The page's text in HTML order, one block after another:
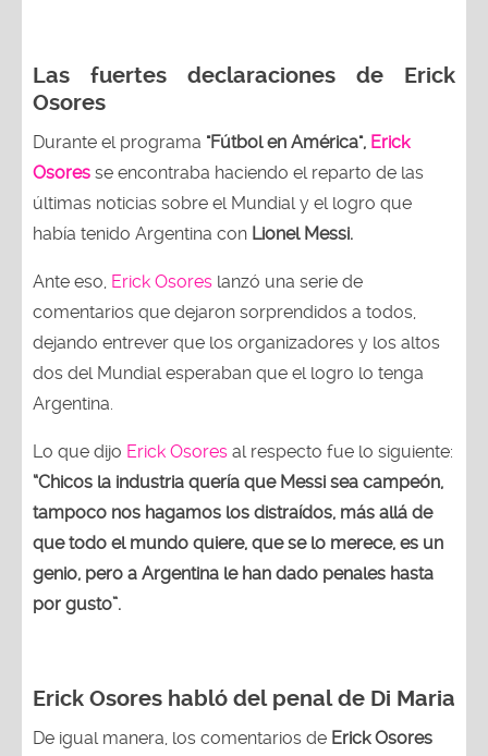
Las fuertes declaraciones de Erick
Osores
Durante el programa "Fútbol en América", Erick
Osores se encontraba haciendo el reparto de las
últimas noticias sobre el Mundial y el logro que
había tenido Argentina con Lionel Messi.
Ante eso, Erick Osores lanzó una serie de
comentarios que dejaron sorprendidos a todos,
dejando entrever que los organizadores y los altos
dos del Mundial esperaban que el logro lo tenga
Argentina.
Lo que dijo Erick Osores al respecto fue lo siguiente:
“Chicos la industria quería que Messi sea campeón,
tampoco nos hagamos los distraídos, más allá de
que todo el mundo quiere, que se lo merece, es un
genio, pero a Argentina le han dado penales hasta
por gusto”.
Erick Osores habló del penal de Di Maria
De igual manera, los comentarios de Erick Osores